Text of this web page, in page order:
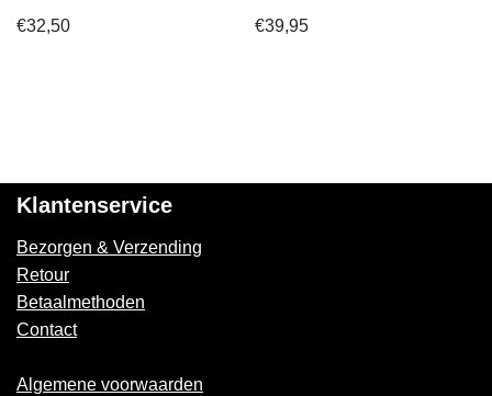
€32,50 €39,95
Klantenservice
Bezorgen & Verzending
Retour
Betaalmethoden
Contact
Algemene voorwaarden